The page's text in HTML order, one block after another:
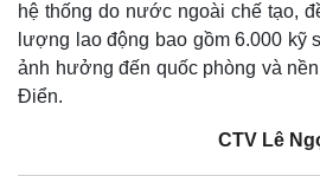
Ô tô
hệ thống do nước ngoài chế tạo,
lượng lao động bao gồm 6.000 kỹ
ảnh hưởng đến quốc phòng và
Điển.
CTV Lê